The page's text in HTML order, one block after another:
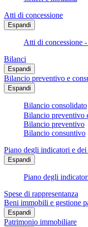
Atti di concessione
Espandi
Atti di concessione
Bilanci
Espandi
Bilancio preventivo e
Espandi
Bilancio consolidato
Bilancio preventivo
Bilancio preventivo
Bilancio consuntivo
Piano degli indicatori e
Espandi
Piano degli
Spese di rappresentanza
Beni immobili e gestione
Espandi
Patrimonio immobiliare